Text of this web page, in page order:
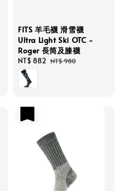
FITS 羊毛襪 滑雪襪
Ultra Light Ski OTC -
Roger 長筒及膝襪
Sale
price
NT$ 882 Regular
NT$ 980